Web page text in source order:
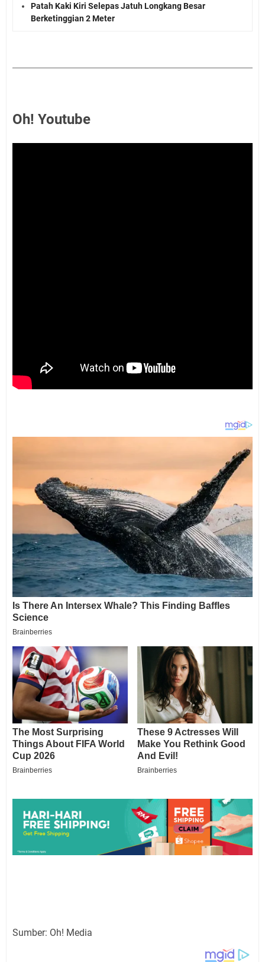
Patah Kaki Kiri Selepas Jatuh Longkang Besar
Berketinggian 2 Meter
Oh! Youtube
Sumber: Oh! Media